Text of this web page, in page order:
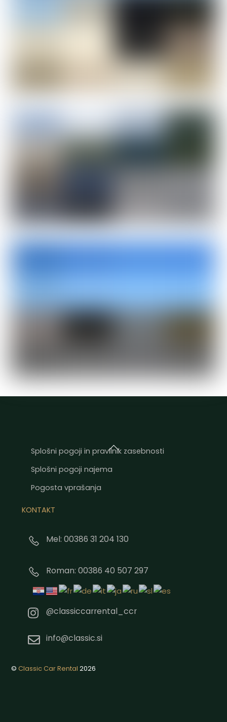
Splošni pogoji in pravilnik zasebnosti
Splošni pogoji najema
Pogosta vprašanja
KONTAKT
Mel: 00386 31 204 130
Roman: 00386 40 507 297
@classiccarrental_ccr
info@classic.si
Back
©Classic Car Rental 2026